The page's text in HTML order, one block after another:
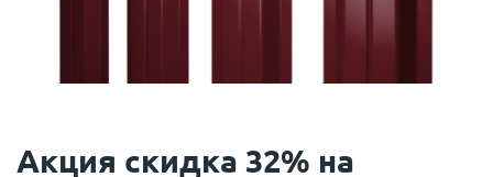
Акция скидка 32% на